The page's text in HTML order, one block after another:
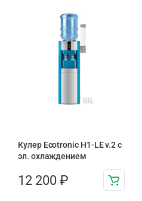
Кулер Ecotronic H1-LE v.2 с
эл. охлаждением
12 200 ₽